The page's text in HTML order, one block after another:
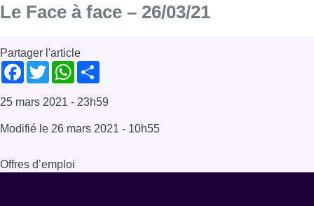
Le Face à face – 26/03/21
Partager l'article
Facebook
TwitterWhatsApp
25 mars 2021 - 23h59
Modifié le 26 mars 2021 - 10h55
Offres d’emploi